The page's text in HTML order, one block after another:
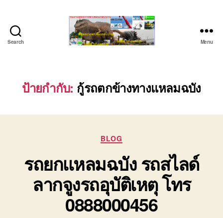
Search
ยก
ของ
ติดต่อ
0640711613,
Menu
ป้ายกำกับ: กู้รถตกข้างทางแหลมฉบัง
Categories
BLOG
รถยกเเหลมฉบัง รถสไลด์
ลากจูงรถอุบัติเหตุ โทร
0888000456